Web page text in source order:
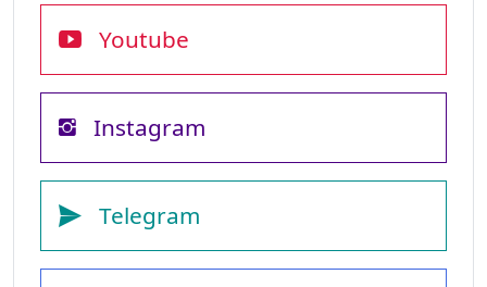
Youtube
Instagram
Telegram